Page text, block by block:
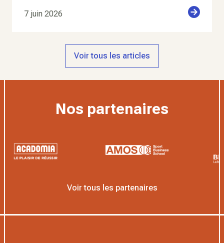
7 juin 2026
Voir tous les articles
Nos partenaires
Voir tous les partenaires